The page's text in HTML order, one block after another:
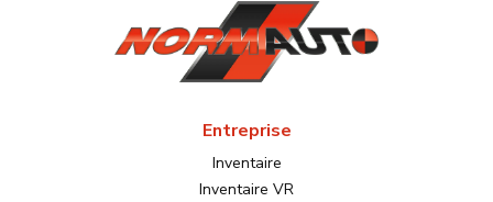
Entreprise
Inventaire
Inventaire VR